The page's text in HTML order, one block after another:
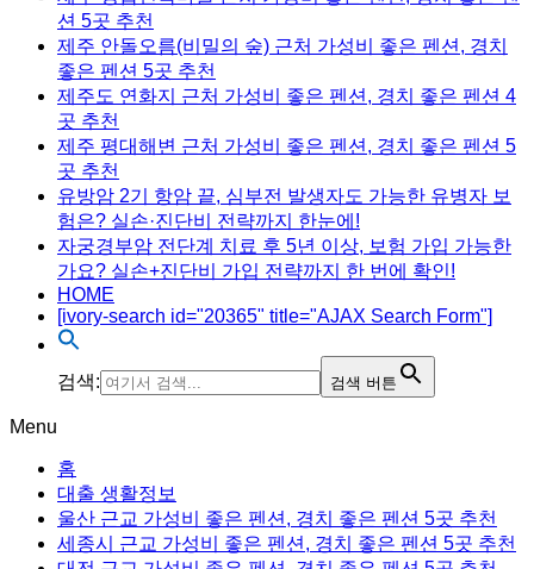
션 5곳 추천
제주 안돌오름(비밀의 숲) 근처 가성비 좋은 펜션, 경치
좋은 펜션 5곳 추천
제주도 연화지 근처 가성비 좋은 펜션, 경치 좋은 펜션 4
곳 추천
제주 평대해변 근처 가성비 좋은 펜션, 경치 좋은 펜션 5
곳 추천
유방암 2기 항암 끝, 심부전 발생자도 가능한 유병자 보
험은? 실손·진단비 전략까지 한눈에!
자궁경부암 전단계 치료 후 5년 이상, 보험 가입 가능한
가요? 실손+진단비 가입 전략까지 한 번에 확인!
HOME
[ivory-search id="20365" title="AJAX Search Form"]
검색: 검색 버튼
Menu
홈
대출 생활정보
울산 근교 가성비 좋은 펜션, 경치 좋은 펜션 5곳 추천
세종시 근교 가성비 좋은 펜션, 경치 좋은 펜션 5곳 추천